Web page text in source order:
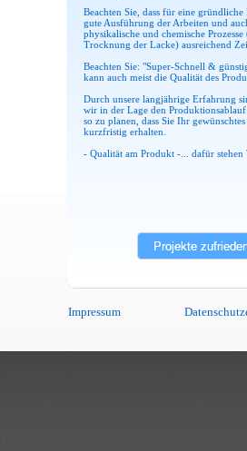
Beachten Sie, dass für eine gründliche
gute Ausführung der Arbeiten und
physikalische und chemische Prozesse
Trocknung der Lacke) ausreichend
Beachten Sie: "Super-Schnell &
kann auch meist die Qualität des
Durch unsere langjährige Erfahrung
wir in der Lage den Produktionsablauf
so zu planen, dass Sie Ihr
kurzfristig erhalten.
- Qualität am Produkt -... dafür stehen
Projekte
Impressum